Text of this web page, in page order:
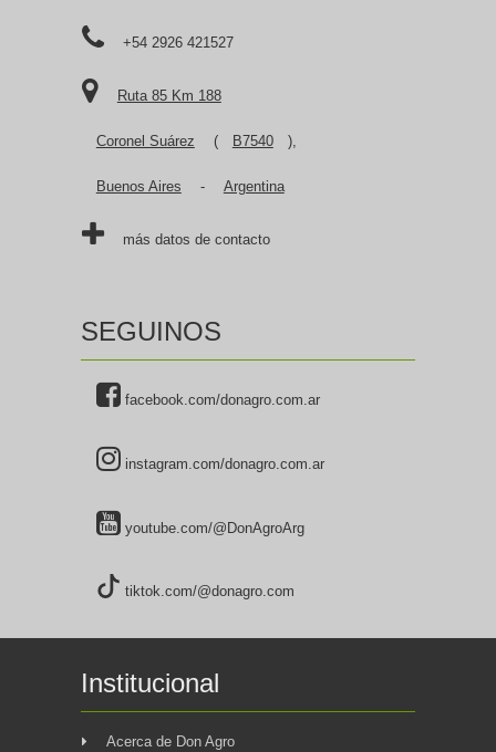
+54 2926 421527
Ruta 85 Km 188
Coronel Suárez ( B7540 ),
Buenos Aires - Argentina
más datos de contacto
SEGUINOS
facebook.com/donagro.com.ar
instagram.com/donagro.com.ar
youtube.com/@DonAgroArg
tiktok.com/@donagro.com
Institucional
Acerca de Don Agro